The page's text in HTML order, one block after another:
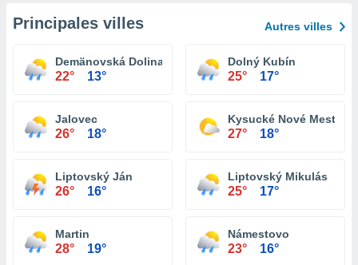
Principales villes Autres villes
Demänovská Dolina
22° 13°
Dolný Kubín
25° 17°
Jalovec
26° 18°
Kysucké Nové Mesto
27° 18°
Liptovský Ján
26° 16°
Liptovský Mikulás
25° 17°
Martin
28° 19°
Námestovo
23° 16°